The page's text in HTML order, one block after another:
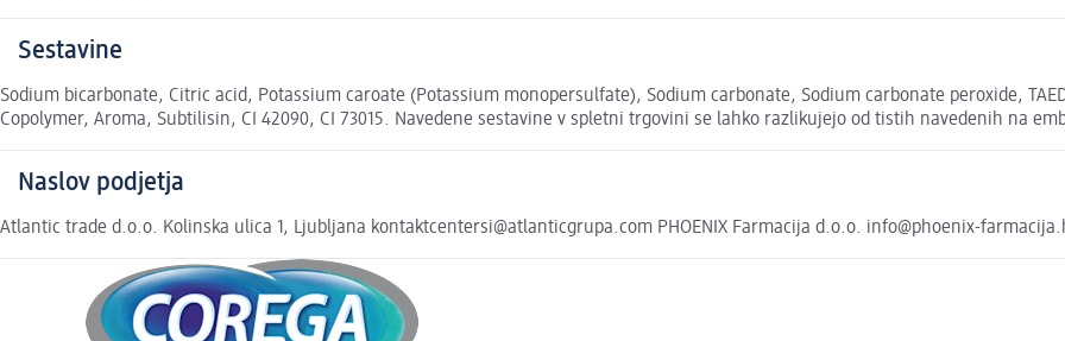
Sestavine
Sodium bicarbonate, Citric acid, Potassium caroate (Potassium monopersulfate), Sodium carbonate, Sodium carbonate peroxide,
Copolymer, Aroma, Subtilisin, CI 42090, CI 73015. Navedene sestavine v spletni trgovini se lahko razlikujejo od tistih navedenih na
Naslov podjetja
Atlantic trade d.o.o. Kolinska ulica 1, Ljubljana kontaktcentersi@atlanticgrupa.com PHOENIX Farmacija d.o.o. info@phoenix-